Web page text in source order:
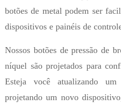
botões de metal podem ser
dispositivos e painéis de
Nossos botões de pressão de
níquel são projetados para
Esteja você atualizando
projetando um novo